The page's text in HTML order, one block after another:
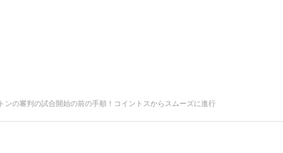
ンの審判の試合開始の前の手順！コイントスからスムーズに進行